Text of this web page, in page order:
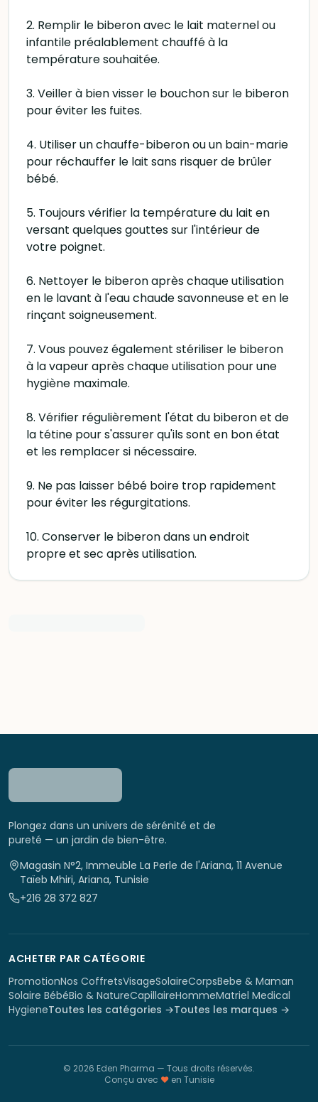
2. Remplir le biberon avec le lait maternel ou
infantile préalablement chauffé à la
température souhaitée.
3. Veiller à bien visser le bouchon sur le biberon
pour éviter les fuites.
4. Utiliser un chauffe-biberon ou un bain-marie
pour réchauffer le lait sans risquer de brûler
bébé.
5. Toujours vérifier la température du lait en
versant quelques gouttes sur l'intérieur de
votre poignet.
6. Nettoyer le biberon après chaque utilisation
en le lavant à l'eau chaude savonneuse et en le
rinçant soigneusement.
7. Vous pouvez également stériliser le biberon
à la vapeur après chaque utilisation pour une
hygiène maximale.
8. Vérifier régulièrement l'état du biberon et de
la tétine pour s'assurer qu'ils sont en bon état
et les remplacer si nécessaire.
9. Ne pas laisser bébé boire trop rapidement
pour éviter les régurgitations.
10. Conserver le biberon dans un endroit
propre et sec après utilisation.
Plongez dans un univers de sérénité et de
pureté — un jardin de bien-être.
Magasin N°2, Immeuble La Perle de l'Ariana, 11 Avenue
Taïeb Mhiri, Ariana, Tunisie
+216 28 372 827
ACHETER PAR CATÉGORIE
PromotionNos CoffretsVisageSolaireCorpsBebe & Maman
Solaire BébéBio & NatureCapillaireHommeMatriel Medical
HygieneToutes les catégories →Toutes les marques →
© 2026 Eden Pharma — Tous droits réservés.
Conçu avec ♥en Tunisie